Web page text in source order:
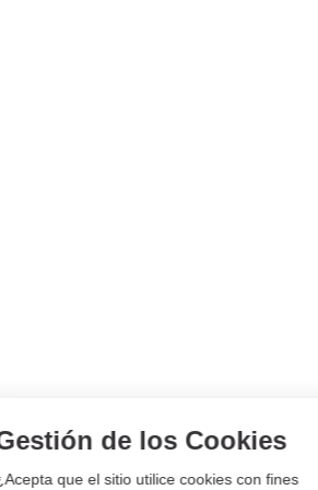
Gestión de los Cookies
¿Acepta que el sitio utilice cookies con fines